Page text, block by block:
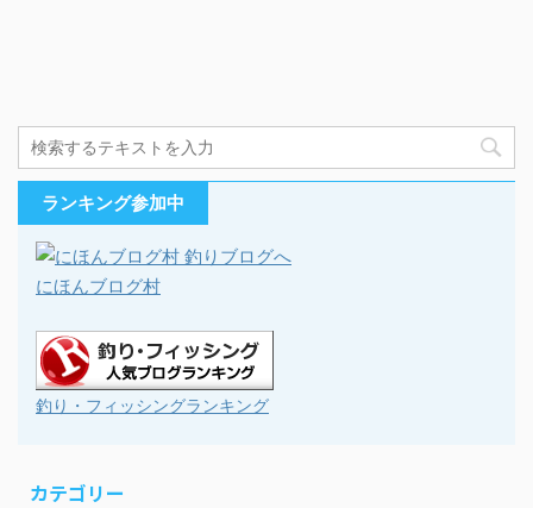
ランキング参加中
にほんブログ村
釣り・フィッシングランキング
カテゴリー